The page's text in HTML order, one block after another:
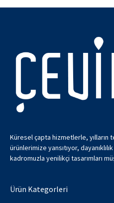
Küresel çapta hizmetlerle, yılların
ürünlerimize yansıtıyor,
kadromuzla yenilikçi tasarımları
Ürün Kategorleri